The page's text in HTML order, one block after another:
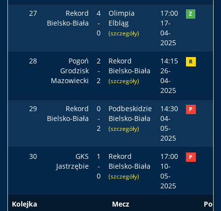
27
Rekord
Bielsko-Biała
4
-
0
Olimpia
Elbląg
(szczegóły)
17:00
17-
04-
2025
Z
28
Pogoń
Grodzisk
Mazowiecki
2
-
2
Rekord
Bielsko-Biała
(szczegóły)
14:15
26-
04-
2025
R
29
Rekord
Bielsko-Biała
0
-
2
Podbeskidzie
Bielsko-Biała
(szczegóły)
14:30
04-
05-
2025
P
30
GKS
Jastrzębie
1
-
0
Rekord
Bielsko-Biała
(szczegóły)
17:00
10-
05-
2025
P
Kolejka Mecz